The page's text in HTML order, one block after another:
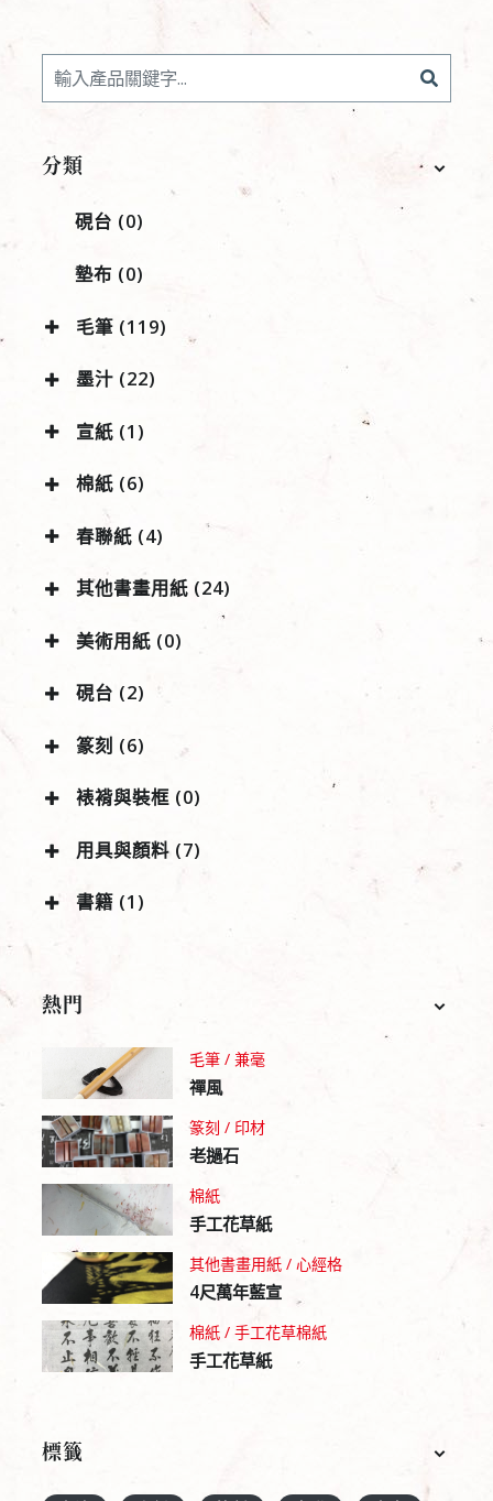
分類
硯台 (0)
墊布 (0)
毛筆 (119)
墨汁 (22)
宣紙 (1)
棉紙 (6)
春聯紙 (4)
其他書畫用紙 (24)
美術用紙 (0)
硯台 (2)
篆刻 (6)
裱褙與裝框 (0)
用具與顏料 (7)
書籍 (1)
熱門
毛筆 / 兼毫
禪風
篆刻 / 印材
老撾石
棉紙
手工花草紙
其他書畫用紙 / 心經格
4尺萬年藍宣
棉紙 / 手工花草棉紙
手工花草紙
標籤